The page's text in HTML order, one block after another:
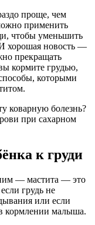
проще, чем
применить
чтобы уменьшить
хорошая новость —
прекращать
кормите грудью,
которыми
коварную болезнь?
при сахарном
к груди
ним — мастита — это
грудь не
или если
кормлении малыша.